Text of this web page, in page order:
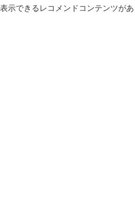
表示できるレコメンドコンテンツが